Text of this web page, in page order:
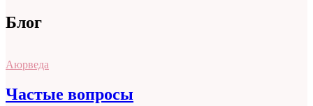
Блог
Аюрведа
Частые вопросы